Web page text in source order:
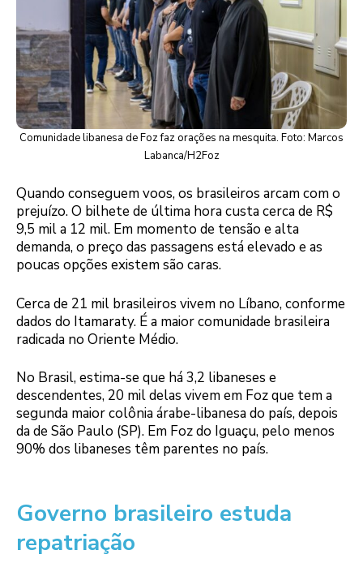
Comunidade libanesa de Foz faz orações na mesquita. Foto: Marcos
Labanca/H2Foz
Quando conseguem voos, os brasileiros arcam com o
prejuízo. O bilhete de última hora custa cerca de R$
9,5 mil a 12 mil. Em momento de tensão e alta
demanda, o preço das passagens está elevado e as
poucas opções existem são caras.
Cerca de 21 mil brasileiros vivem no Líbano, conforme
dados do Itamaraty. É a maior comunidade brasileira
radicada no Oriente Médio.
No Brasil, estima-se que há 3,2 libaneses e
descendentes, 20 mil delas vivem em Foz que tem a
segunda maior colônia árabe-libanesa do país, depois
da de São Paulo (SP). Em Foz do Iguaçu, pelo menos
90% dos libaneses têm parentes no país.
Governo brasileiro estuda
repatriação